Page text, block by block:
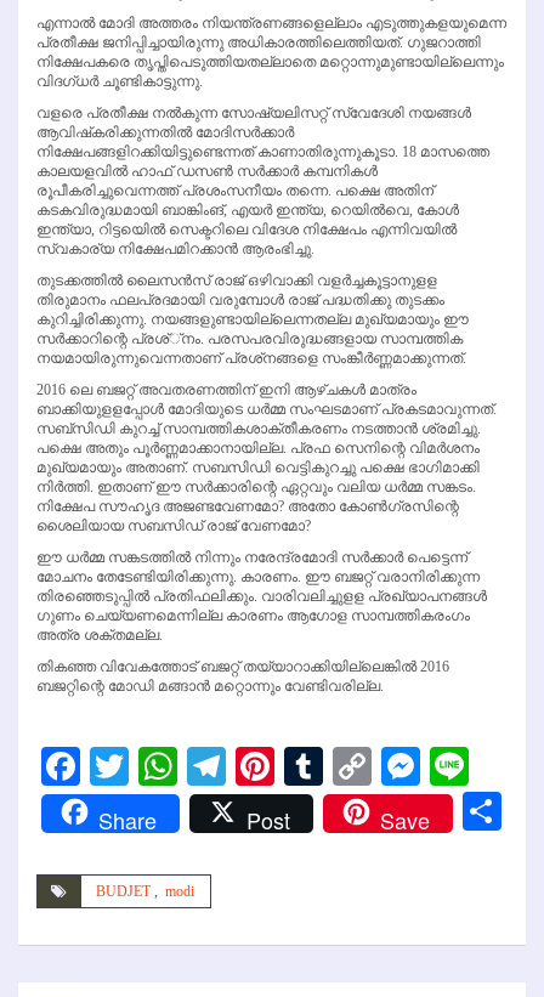
എന്നാല്‍ മോദി അത്തരം നിയന്ത്രണങ്ങളെല്ലാം എടുത്തുകളയുമെന്ന
പ്രതീക്ഷ ജനിപ്പിച്ചായിരുന്നു അധികാരത്തിലെത്തിയത്. ഗുജറാത്തി
നിക്ഷേപകരെ തൃപ്തിപെടുത്തിയതല്ലാതെ മറ്റൊന്നുമുണ്ടായില്ലെന്നും
വിദഗ്ധര്‍ ചൂണ്ടികാട്ടുന്നു.
വളരെ പ്രതീക്ഷ നല്‍കുന്ന സോഷ്യലിസറ്റ് സ്വേദേശി നയങ്ങള്‍
ആവിഷ്‌കരിക്കുന്നതില്‍ മോദിസര്‍ക്കാര്‍
നിക്ഷേപങ്ങളിറക്കിയിട്ടുണ്ടെന്നത് കാണാതിരുന്നുകൂടാ. 18 മാസത്തെ
കാലയളവില്‍ ഹാഫ് ഡസണ്‍ സര്‍ക്കാര്‍ കമ്പനികള്‍
രൂപീകരിച്ചുവെന്നത്ത് പ്രശംസനീയം തന്നെ. പക്ഷെ അതിന്
കടകവിരുദ്ധമായി ബാങ്കിംങ്, എയര്‍ ഇന്ത്യ, റെയില്‍വെ, കോള്‍
ഇന്ത്യാ, റിട്ടയെില്‍ സെക്ടറിലെ വിദേശ നിക്ഷേപം എന്നിവയില്‍
സ്വകാര്യ നിക്ഷേപമിറക്കാന്‍ ആരംഭിച്ചു.
തുടക്കത്തില്‍ ലൈസന്‍സ് രാജ് ഒഴിവാക്കി വളര്‍ച്ചകൂട്ടാനുളള
തിരുമാനം ഫലപ്രദമായി വരുമ്പോള്‍ രാജ് പദ്ധതിക്കു തുടക്കം
കുറിച്ചിരിക്കുന്നു. നയങ്ങളുണ്ടായില്ലെന്നതല്ല മുഖ്യമായും ഈ
സര്‍ക്കാറിന്റെ പ്രശ്്‌നം. പരസപരവിരുദ്ധങ്ങളായ സാമ്പത്തിക
നയമായിരുന്നുവെന്നതാണ് പ്രശ്‌നങ്ങളെ സംങ്കീര്‍ണ്ണമാക്കുന്നത്.
2016 ലെ ബജറ്റ് അവതരണത്തിന് ഇനി ആഴ്ചകള്‍ മാത്രം
ബാക്കിയുളളപ്പോള്‍ മോദിയുടെ ധര്‍മ്മ സംഘടമാണ് പ്രകടമാവുന്നത്.
സബ്‌സിഡി കുറച്ച് സാമ്പത്തികശാക്തീകരണം നടത്താന്‍ ശ്രമിച്ചു.
പക്ഷെ അതും പൂര്‍ണ്ണമാക്കാനായില്ല. പ്രഫ സെനിന്റെ വിമര്‍ശനം
മുഖ്യമായും അതാണ്. സബസിഡി വെട്ടികുറച്ചു പക്ഷെ ഭാഗിമാക്കി
നിര്‍ത്തി. ഇതാണ് ഈ സര്‍ക്കാരിന്റെ ഏറ്റവും വലിയ ധര്‍മ്മ സങ്കടം.
നിക്ഷേപ സൗഹൃദ അജണ്ടവേണമോ? അതോ കോണ്‍ഗ്രസിന്റെ
ശൈലിയായ സബസിഡ് രാജ് വേണമോ?
ഈ ധര്‍മ്മ സങ്കടത്തില്‍ നിന്നും നരേന്ദ്രമോദി സര്‍ക്കാര്‍ പെട്ടെന്ന്
മോചനം തേടേണ്ടിയിരിക്കുന്നു. കാരണം. ഈ ബജറ്റ് വരാനിരിക്കുന്ന
തിരഞ്ഞെടുപ്പില്‍ പ്രതിഫലിക്കും. വാരിവലിച്ചുളള പ്രഖ്യാപനങ്ങള്‍
ഗുണം ചെയ്യണമെന്നില്ല കാരണം ആഗോള സാമ്പത്തികരംഗം
അത്ര ശക്തമല്ല.
തികഞ്ഞ വിവേകത്തോട് ബജറ്റ് തയ്യാറാക്കിയില്ലെങ്കില്‍ 2016
ബജറ്റിന്റെ മോഡി മങ്ങാന്‍ മറ്റൊന്നും വേണ്ടിവരില്ല.
Facebook
Twitter
WhatsApp
Telegram
Pinterest
Tumblr
Copy
Link
Share Post Save
BUDJET modi